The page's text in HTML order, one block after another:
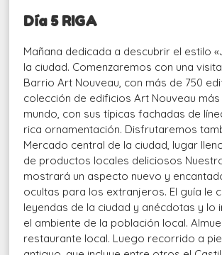
Día 5 RIGA
Mañana dedicada a descubrir el estilo
la ciudad. Comenzaremos con una
Barrio Art Nouveau, con más de 750
colección de edificios Art Nouveau
mundo, con sus típicas fachadas de
rica ornamentación. Disfrutaremos
Mercado central de la ciudad, lugar
de productos locales deliciosos
mostrará un aspecto nuevo y
ocultas para los extranjeros. El guía le
leyendas de la ciudad y anécdotas y lo
el ambiente de la población local.
restaurante local. Luego recorrido a